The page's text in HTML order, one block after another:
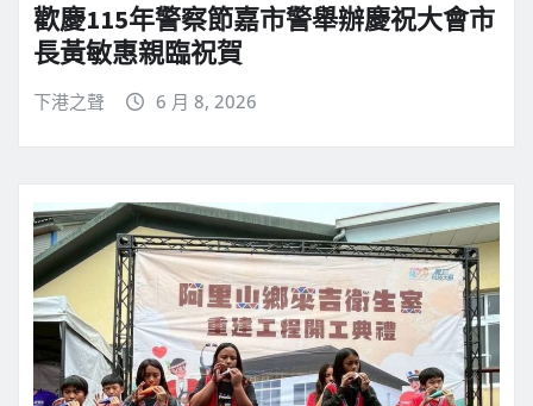
歡慶115年警察節嘉市警舉辦慶祝大會市
長黃敏惠親臨祝賀
下港之聲 6 月 8, 2026